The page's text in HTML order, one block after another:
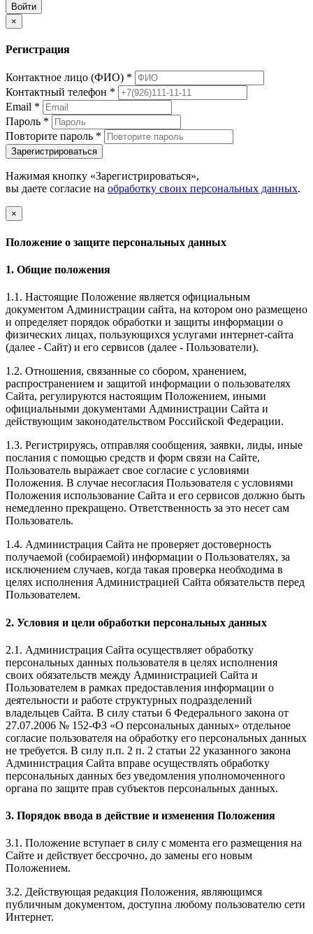
Войти
×
Регистрация
Контактное лицо (ФИО) *
Контактный телефон *
Email *
Пароль *
Повторите пароль *
Зарегистрироваться
Нажимая кнопку «Зарегистрироваться»,
вы даете согласие на обработку своих персональных данных.
×
Положение о защите персональных данных
1. Общие положения
1.1. Настоящие Положение является официальным
документом Администрации сайта, на котором оно размещено
и определяет порядок обработки и защиты информации о
физических лицах, пользующихся услугами интернет-сайта
(далее - Сайт) и его сервисов (далее - Пользователи).
1.2. Отношения, связанные со сбором, хранением,
распространением и защитой информации о пользователях
Сайта, регулируются настоящим Положением, иными
официальными документами Администрации Сайта и
действующим законодательством Российской Федерации.
1.3. Регистрируясь, отправляя сообщения, заявки, лиды, иные
послания с помощью средств и форм связи на Сайте,
Пользователь выражает свое согласие с условиями
Положения. В случае несогласия Пользователя с условиями
Положения использование Сайта и его сервисов должно быть
немедленно прекращено. Ответственность за это несет сам
Пользователь.
1.4. Администрация Сайта не проверяет достоверность
получаемой (собираемой) информации о Пользователях, за
исключением случаев, когда такая проверка необходима в
целях исполнения Администрацией Сайта обязательств перед
Пользователем.
2. Условия и цели обработки персональных данных
2.1. Администрация Сайта осуществляет обработку
персональных данных пользователя в целях исполнения
своих обязательств между Администрацией Сайта и
Пользователем в рамках предоставления информации о
деятельности и работе структурных подразделений
владельцев Сайта. В силу статьи 6 Федерального закона от
27.07.2006 № 152-ФЗ «О персональных данных» отдельное
согласие пользователя на обработку его персональных данных
не требуется. В силу п.п. 2 п. 2 статьи 22 указанного закона
Администрация Сайта вправе осуществлять обработку
персональных данных без уведомления уполномоченного
органа по защите прав субъектов персональных данных.
3. Порядок ввода в действие и изменения Положения
3.1. Положение вступает в силу с момента его размещения на
Сайте и действует бессрочно, до замены его новым
Положением.
3.2. Действующая редакция Положения, являющимся
публичным документом, доступна любому пользователю сети
Интернет.